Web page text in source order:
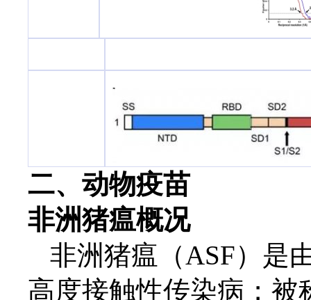
二、动物疫苗
非洲猪瘟概况
非洲猪瘟（ASF）是
高度接触性传染病；被